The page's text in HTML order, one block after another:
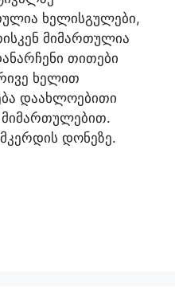
ხელისგულები,
მიმართულია
თითები
ხელით
დაახლოებითი
დონეზე.